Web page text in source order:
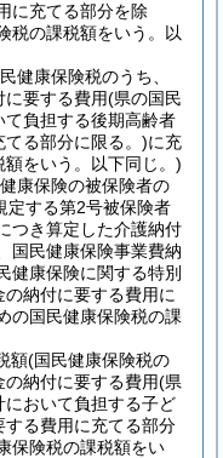
に充てる部分を除
税の課税額をいう。以
健康保険税のうち、
要する費用(県の国民
負担する後期高齢者
る部分に限る。)に充
をいう。以下同じ。)
康保険の被保険者の
定する第2号被保険者
つき算定した介護納付
国民健康保険事業費納
健康保険に関する特別
納付に要する費用に
の国民健康保険税の課
額(国民健康保険税の
納付に要する費用(県
おいて負担する子ど
する費用に充てる部分
保険税の課税額をい